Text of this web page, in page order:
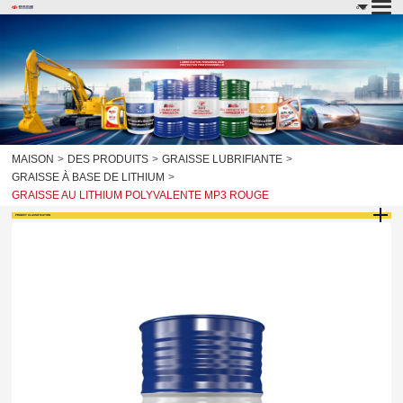
LUBRIFICATION PERSONNALISÉE
PROTECTION PROFESSIONNELLE
MAISON DES PRODUITS
GRAISSE LUBRIFIANTE
GRAISSE À BASE DE LITHIUM
GRAISSE AU LITHIUM POLYVALENTE MP3 ROUGE
PRODUIT CLASSIFICATION